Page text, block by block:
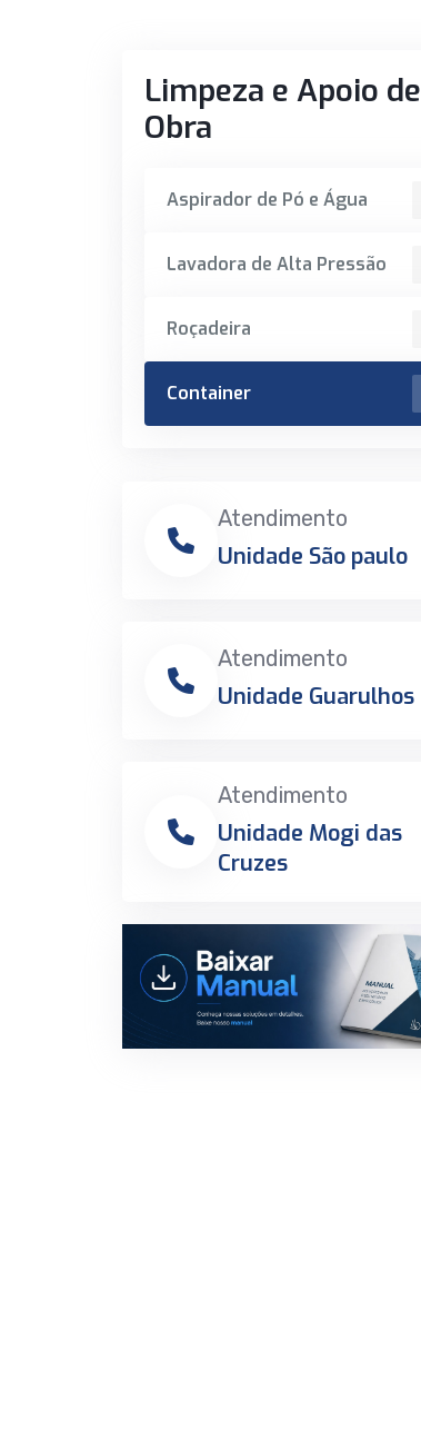
Limpeza e Apoio de
Obra
Aspirador de Pó e Água
Lavadora de Alta Pressão
Roçadeira
Container
Atendimento
Unidade São paulo
Atendimento
Unidade Guarulhos
Atendimento
Unidade Mogi das
Cruzes